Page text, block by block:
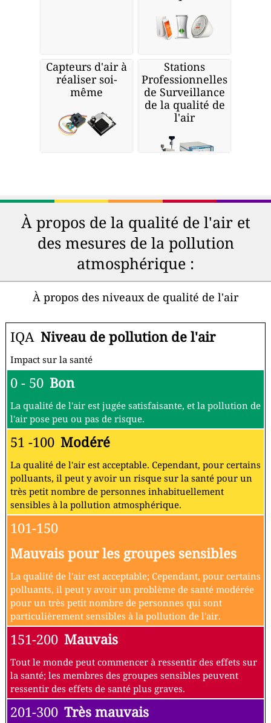
Capteurs d'air à
réaliser soi-
même
Stations
Professionnelles
de Surveillance
de la qualité de
l'air
À propos de la qualité de l'air et
des mesures de la pollution
atmosphérique :
À propos des niveaux de qualité de l'air
IQA Niveau de pollution de l'air
Impact sur la santé
0 - 50 Bon
La qualité de l'air est jugée satisfaisante, et la pollution de
l'air pose peu ou pas de risque.
51 -100 Modéré
La qualité de l'air est acceptable. Cependant, pour certains
polluants, il peut y avoir un risque sur la santé pour un
très petit nombre de personnes inhabituellement
sensibles à la pollution atmosphérique.
101-150
Mauvais pour les groupes sensibles
La qualité de l'air est acceptable; Cependant, pour certains
polluants, il peut y avoir un problème de santé modérée
pour un très petit nombre de personnes qui sont
particulièrement sensibles à la pollution de l'air.
151-200 Mauvais
Tout le monde peut commencer à ressentir des effets sur
la santé; les membres des groupes sensibles peuvent
ressentir des effets de santé plus graves.
201-300 Très mauvais